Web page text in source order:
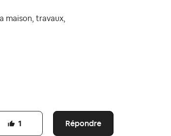
maison, travaux,
Répondre
1